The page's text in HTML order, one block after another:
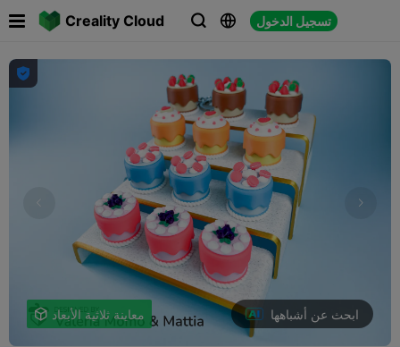
Creality Cloud   تسجيل الدخول
 

 معاينة ثلاثية الأبعاد ابحث عن أشباهها